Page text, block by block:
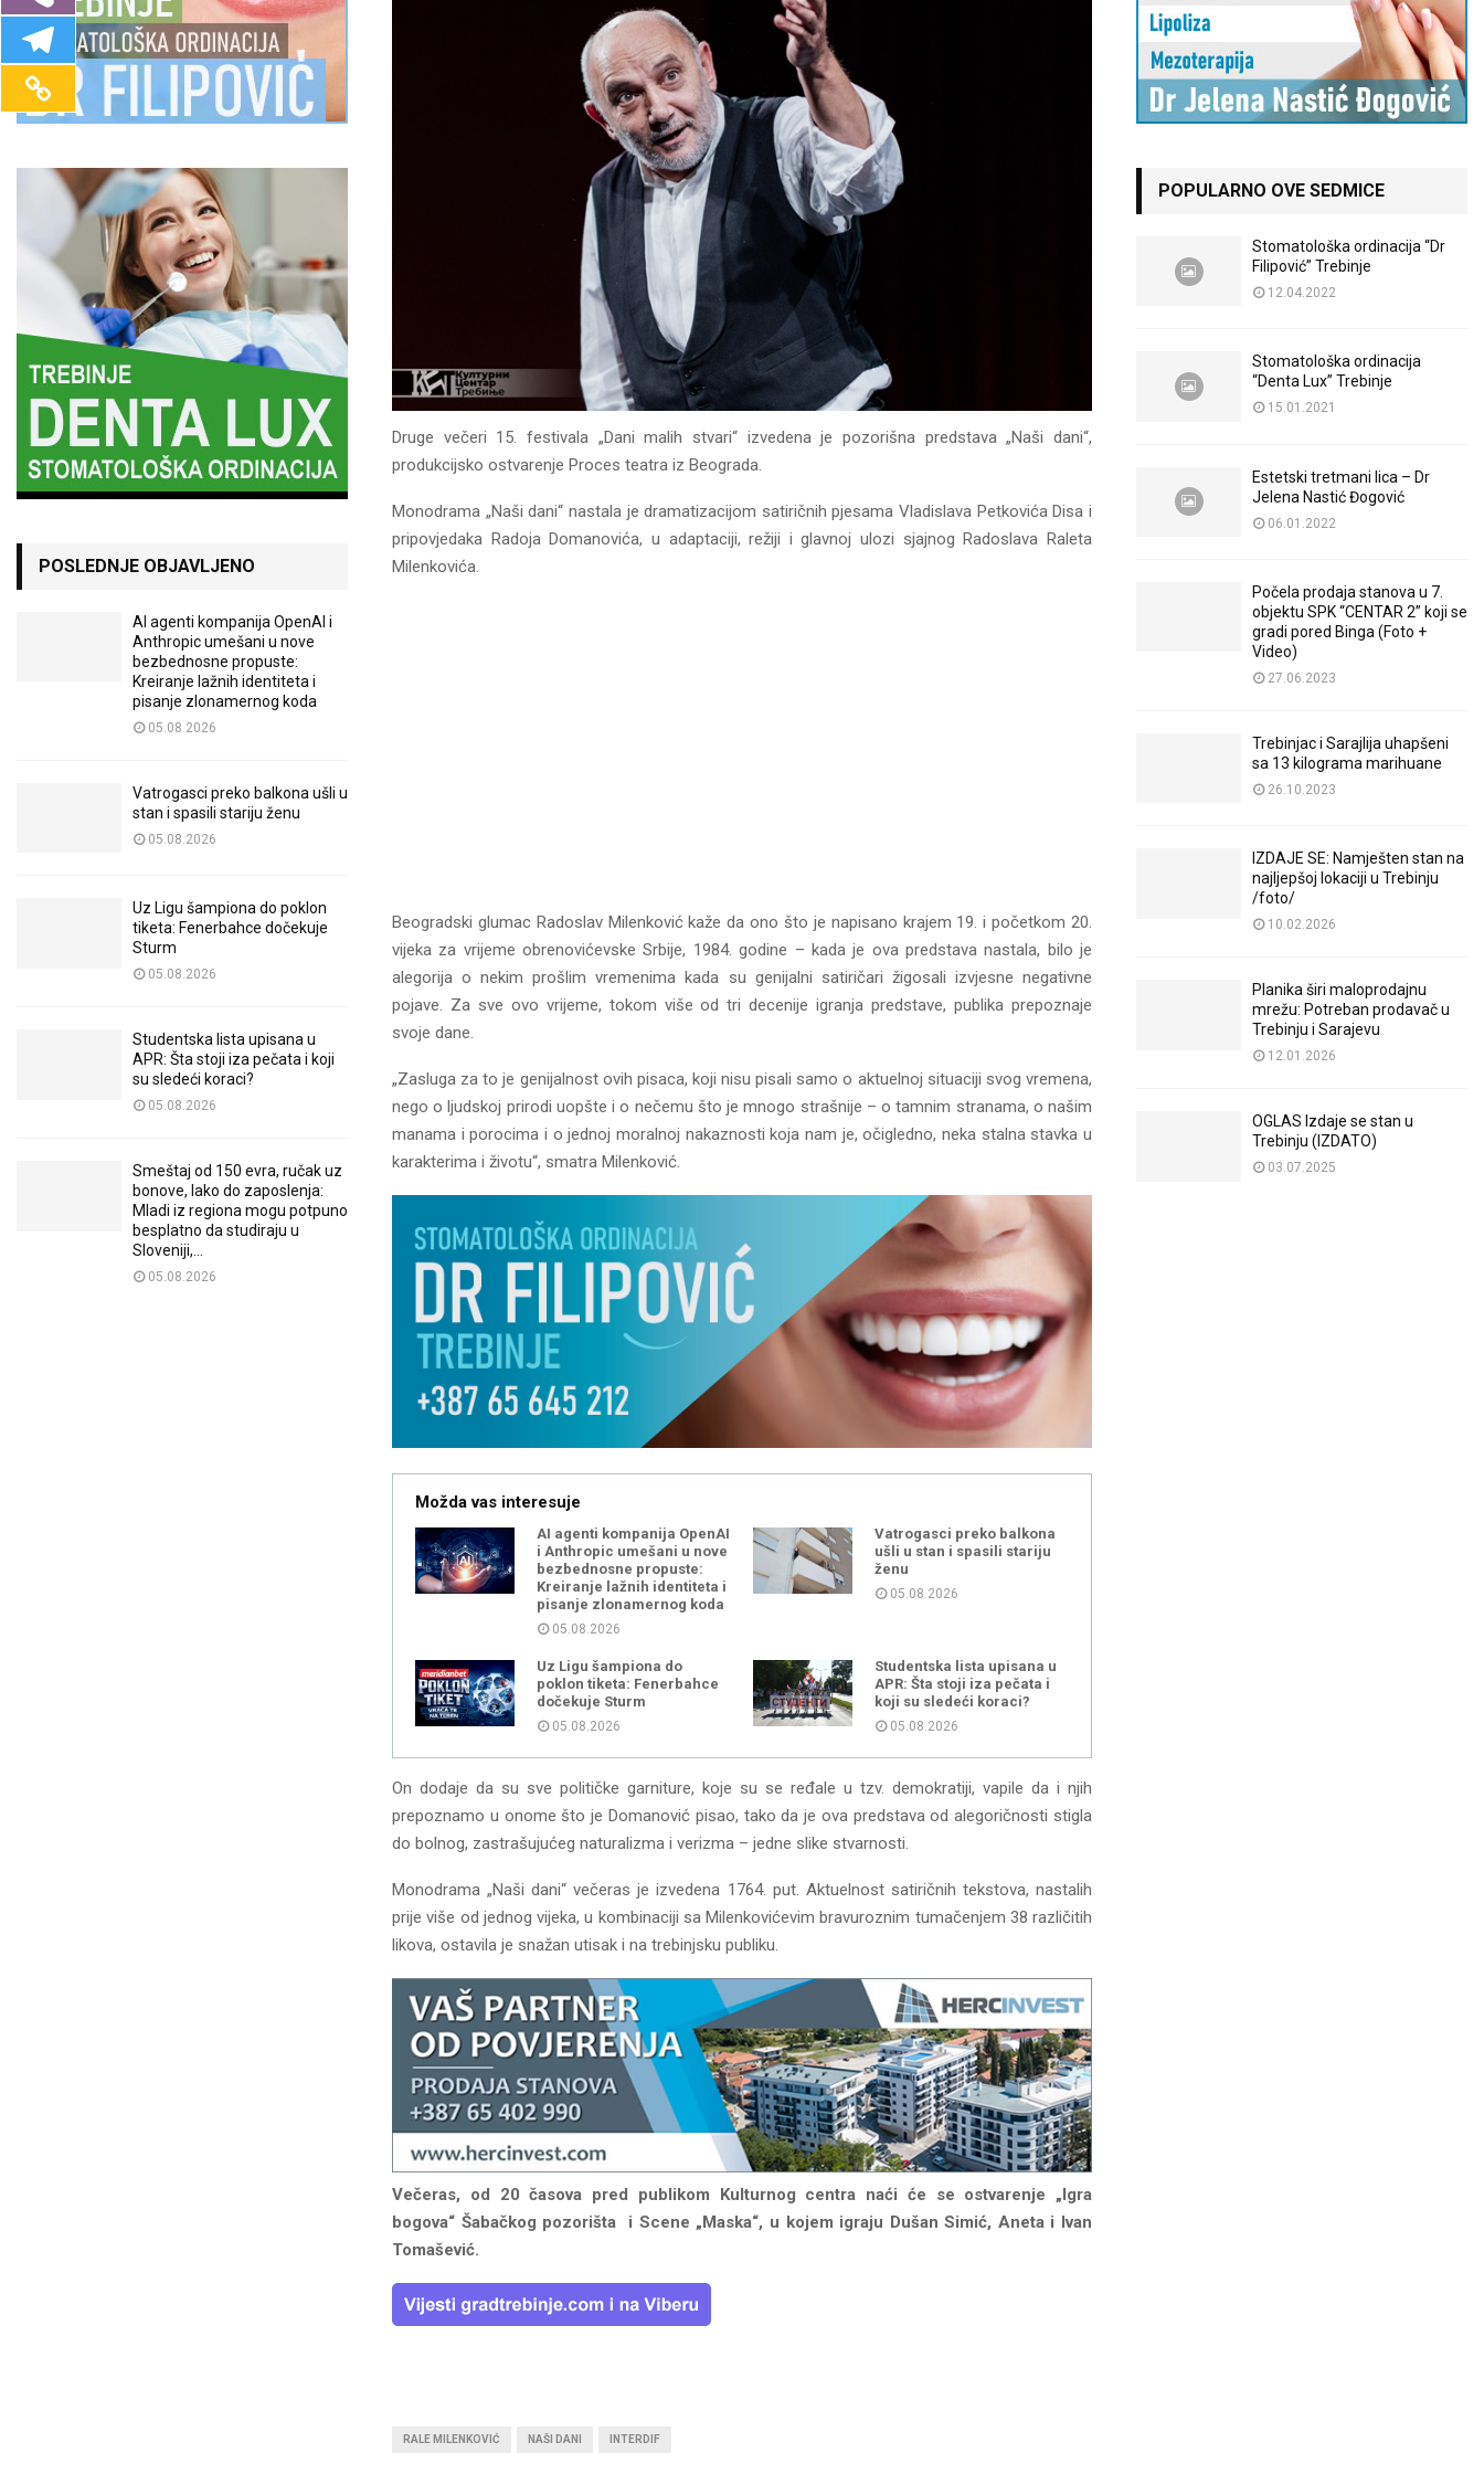
Druge večeri 15. festivala „Dani malih stvari“ izvedena je pozorišna predstava „Naši dani“,
produkcijsko ostvarenje Proces teatra iz Beograda.
Monodrama „Naši dani“ nastala je dramatizacijom satiričnih pjesama Vladislava Petkovića Disa i
pripovjedaka Radoja Domanovića, u adaptaciji, režiji i glavnoj ulozi sjajnog Radoslava Raleta
Milenkovića.
Beogradski glumac Radoslav Milenković kaže da ono što je napisano krajem 19. i početkom 20.
vijeka za vrijeme obrenovićevske Srbije, 1984. godine – kada je ova predstava nastala, bilo je
alegorija o nekim prošlim vremenima kada su genijalni satiričari žigosali izvjesne negativne
pojave. Za sve ovo vrijeme, tokom više od tri decenije igranja predstave, publika prepoznaje
svoje dane.
„Zasluga za to je genijalnost ovih pisaca, koji nisu pisali samo o aktuelnoj situaciji svog vremena,
nego o ljudskoj prirodi uopšte i o nečemu što je mnogo strašnije – o tamnim stranama, o našim
manama i porocima i o jednoj moralnoj nakaznosti koja nam je, očigledno, neka stalna stavka u
karakterima i životu“, smatra Milenković.
Možda vas interesuje
AI agenti kompanija OpenAI
i Anthropic umešani u nove
bezbednosne propuste:
Kreiranje lažnih identiteta i
pisanje zlonamernog koda
05.08.2026
Vatrogasci preko balkona
ušli u stan i spasili stariju
ženu
05.08.2026
Uz Ligu šampiona do
poklon tiketa: Fenerbahce
dočekuje Sturm
05.08.2026
Studentska lista upisana u
APR: Šta stoji iza pečata i
koji su sledeći koraci?
05.08.2026
On dodaje da su sve političke garniture, koje su se ređale u tzv. demokratiji, vapile da i njih
prepoznamo u onome što je Domanović pisao, tako da je ova predstava od alegoričnosti stigla
do bolnog, zastrašujućeg naturalizma i verizma – jedne slike stvarnosti.
Monodrama „Naši dani“ večeras je izvedena 1764. put. Aktuelnost satiričnih tekstova, nastalih
prije više od jednog vijeka, u kombinaciji sa Milenkovićevim bravuroznim tumačenjem 38 različitih
likova, ostavila je snažan utisak i na trebinjsku publiku.
Večeras, od 20 časova pred publikom Kulturnog centra naći će se ostvarenje „Igra
bogova“ Šabačkog pozorišta i Scene „Maska“, u kojem igraju Dušan Simić, Aneta i Ivan
Tomašević.
RALE MILENKOVIĆ NAŠI DANI INTERDIF
POSLEDNJE OBJAVLJENO
AI agenti kompanija OpenAI i
Anthropic umešani u nove
bezbednosne propuste:
Kreiranje lažnih identiteta i
pisanje zlonamernog koda
05.08.2026
Vatrogasci preko balkona ušli u
stan i spasili stariju ženu
05.08.2026
Uz Ligu šampiona do poklon
tiketa: Fenerbahce dočekuje
Sturm
05.08.2026
Studentska lista upisana u
APR: Šta stoji iza pečata i koji
su sledeći koraci?
05.08.2026
Smeštaj od 150 evra, ručak uz
bonove, lako do zaposlenja:
Mladi iz regiona mogu potpuno
besplatno da studiraju u
Sloveniji,...
05.08.2026
POPULARNO OVE SEDMICE
Stomatološka ordinacija “Dr
Filipović” Trebinje
12.04.2022
Stomatološka ordinacija
“Denta Lux” Trebinje
15.01.2021
Estetski tretmani lica – Dr
Jelena Nastić Đogović
06.01.2022
Počela prodaja stanova u 7.
objektu SPK “CENTAR 2” koji se
gradi pored Binga (Foto +
Video)
27.06.2023
Trebinjac i Sarajlija uhapšeni
sa 13 kilograma marihuane
26.10.2023
IZDAJE SE: Namješten stan na
najljepšoj lokaciji u Trebinju
/foto/
10.02.2026
Planika širi maloprodajnu
mrežu: Potreban prodavač u
Trebinju i Sarajevu
12.01.2026
OGLAS Izdaje se stan u
Trebinju (IZDATO)
03.07.2025